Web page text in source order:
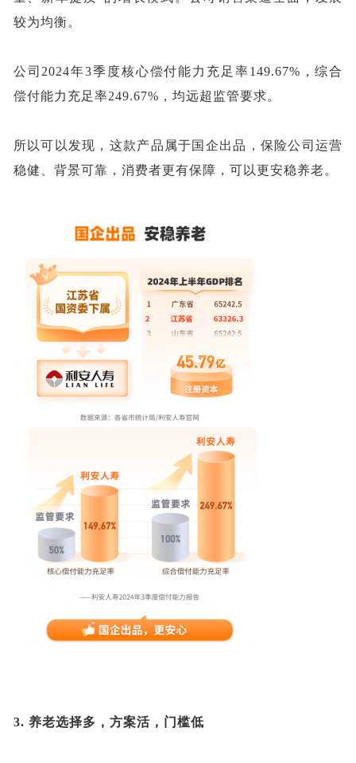
较为均衡。
公司 2024年3季度核心偿付能力充足率149.67%，综合
偿付能力充足率249.67%，均远超 监管要求。
所以可以发现，这款产品属于国企出品，保险公司运营
稳健、背景可靠，消费者更有保障，可以更安稳养老。
3. 养老选择多，方案活，门槛低